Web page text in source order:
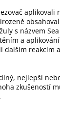
aplikovali
s názvem
a
dalším reakcím
nejlepší
zkušeností